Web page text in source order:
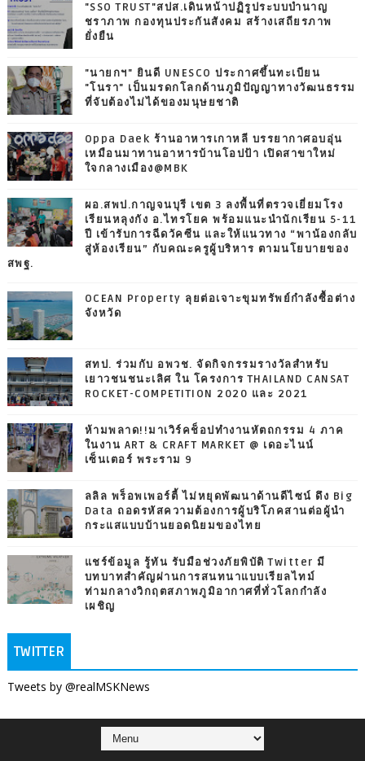
"SSO TRUST"สปส.เดินหน้าปฏิรูประบบบำนาญ
ชราภาพ กองทุนประกันสังคม สร้างเสถียรภาพ
ยั่งยืน
"นายกฯ" ยินดี UNESCO ประกาศขึ้นทะเบียน
"โนรา" เป็นมรดกโลกด้านภูมิปัญญาทางวัฒนธรรม
ที่จับต้องไม่ได้ของมนุษยชาติ
Oppa Daek ร้านอาหารเกาหลี บรรยากาศอบอุ่น
เหมือนมาทานอาหารบ้านโอปป้า เปิดสาขาใหม่
ใจกลางเมือง@MBK
ผอ.สพป.กาญจนบุรี เขต 3 ลงพื้นที่ตรวจเยี่ยมโรง
เรียนหลุงกัง อ.ไทรโยค พร้อมแนะนำนักเรียน 5-11
ปี เข้ารับการฉีดวัคซีน และให้แนวทาง “พาน้องกลับ
สู่ห้องเรียน” กับคณะครูผู้บริหาร ตามนโยบายของ
สพฐ.
OCEAN Property ลุยต่อเจาะขุมทรัพย์กำลังซื้อต่าง
จังหวัด
สทป. ร่วมกับ อพวช. จัดกิจกรรมรางวัลสำหรับ
เยาวชนชนะเลิศ ใน โครงการ THAILAND CANSAT
ROCKET-COMPETITION 2020 และ 2021
ห้ามพลาด!!มาเวิร์คช็อปทำงานหัตถกรรม 4 ภาค
ในงาน ART & CRAFT MARKET @ เดอะไนน์
เซ็นเตอร์ พระราม 9
ลลิล พร็อพเพอร์ตี้ ไม่หยุดพัฒนาด้านดีไซน์ ดึง Big
Data ถอดรหัสความต้องการผู้บริโภคสานต่อผู้นำ
กระแสแบบบ้านยอดนิยมของไทย
แชร์ข้อมูล รู้ทัน รับมือช่วงภัยพิบัติ Twitter มี
บทบาทสำคัญผ่านการสนทนาแบบเรียลไทม์
ท่ามกลางวิกฤตสภาพภูมิอากาศที่ทั่วโลกกำลัง
เผชิญ
TWITTER
Tweets by @realMSKNews